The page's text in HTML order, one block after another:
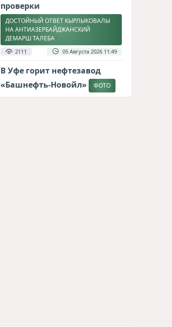
проверки
ДОСТОЙНЫЙ ОТВЕТ КЫРЛЫКОВАЛЫ
НА АНТИАЗЕРБАЙДЖАНСКИЙ
ДЕМАРШ ТАЛЕБА
2111 05 Августа 2026 11:49
В Уфе горит нефтезавод
«Башнефть-Новойл»
ФОТО